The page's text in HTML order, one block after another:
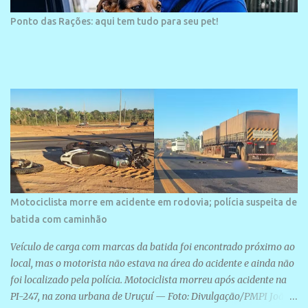
Ponto das Rações: aqui tem tudo para seu pet!
Motociclista morre em acidente em rodovia; polícia suspeita de
batida com caminhão
Veículo de carga com marcas da batida foi encontrado próximo ao
local, mas o motorista não estava na área do acidente e ainda não
foi localizado pela polícia. Motociclista morreu após acidente na
PI-247, na zona urbana de Uruçuí — Foto: Divulgação/PMPI João